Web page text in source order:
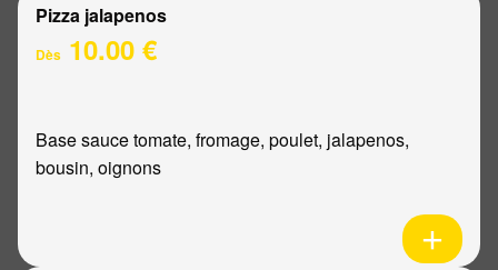
Pizza jalapenos
Dès 10.00 €
Base sauce tomate, fromage, poulet, jalapenos,
bousin, oignons